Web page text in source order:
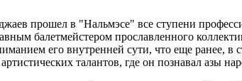
прошел в "Нальмэсе" все ступени
балетмейстером прославленного
его внутренней сути, что еще ранее, в
талантов, где он познавал азы